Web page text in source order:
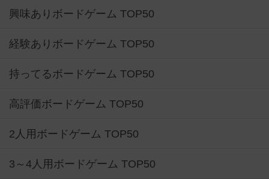
興味ありボードゲーム TOP50
経験ありボードゲーム TOP50
持ってるボードゲーム TOP50
高評価ボードゲーム TOP50
2人用ボードゲーム TOP50
3～4人用ボードゲーム TOP50